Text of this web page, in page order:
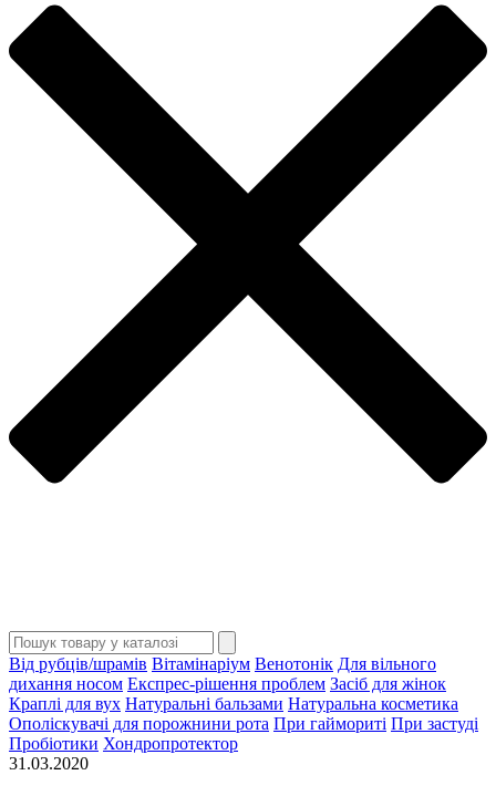
Від рубців/шрамів Вітамінаріум Венотонік Для вільного
дихання носом Експрес-рішення проблем Засіб для жінок
Краплі для вух Натуральні бальзами Натуральна косметика
Ополіскувачі для порожнини рота При гаймориті При застуді
Пробіотики Хондропротектор
31.03.2020